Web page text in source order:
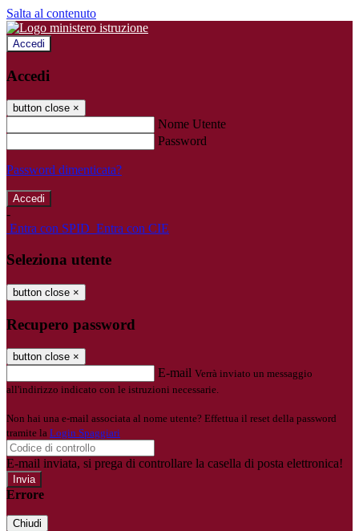
Salta al contenuto
Accedi
Accedi
button close ×
Nome Utente
Password
Password dimenticata?
-
Entra con SPID Entra con CIE
Seleziona utente
button close ×
Recupero password
button close ×
E-mail Verrà inviato un messaggio
all'indirizzo indicato con le istruzioni necessarie.
Non hai una e-mail associata al nome utente? Effettua il reset della password
tramite la Login Spaggiari
E-mail inviata, si prega di controllare la casella di posta elettronica!
Errore
Chiudi